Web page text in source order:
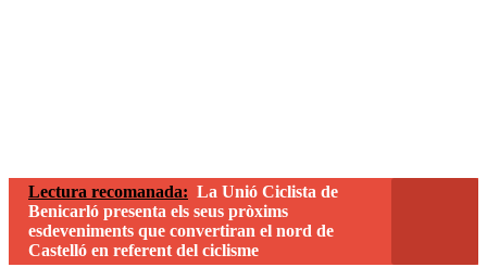
Lectura recomanada: La Unió Ciclista de
Benicarló presenta els seus pròxims
esdeveniments que convertiran el nord de
Castelló en referent del ciclisme